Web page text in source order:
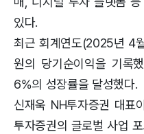
있다.
최근 회계연도(2025년 4
원의 당기순이익을 기록
6%의 성장률을 달성했다.
신재욱 NH투자증권 대표
투자증권의 글로벌 사업